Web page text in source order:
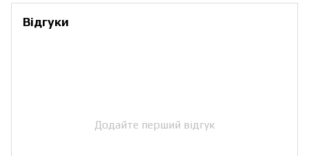
Відгуки
Додайте перший відгук